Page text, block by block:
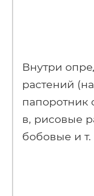
Внутри
растений
папоротник
в, рисовые
бобовые и т.